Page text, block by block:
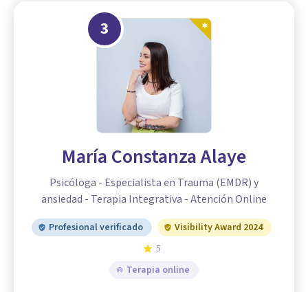
3
María Constanza Alaye
Psicóloga - Especialista en Trauma (EMDR) y
ansiedad - Terapia Integrativa - Atención Online
Profesional verificado
Visibility Award 2024
5
Terapia online